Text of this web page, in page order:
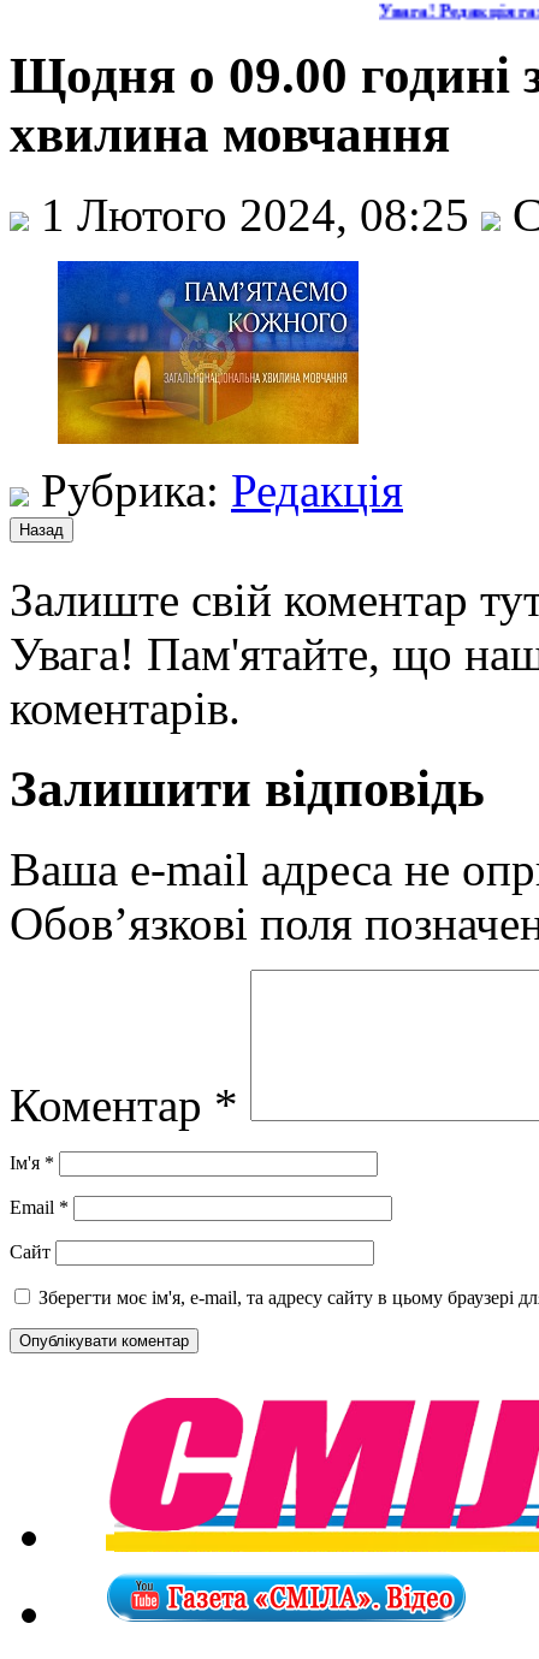
Увага! Редакція
Щодня о 09.00 годині
хвилина мовчання
1 Лютого 2024, 08:25
Рубрика: Редакція
Залиште свій коментар
Увага! Пам'ятайте, що
коментарів.
Залишити відповідь
Ваша e-mail адреса не
Обов’язкові поля
Коментар *
Ім'я *
Email *
Сайт
Зберегти моє ім'я, e-mail, та адресу сайту в цьому браузері